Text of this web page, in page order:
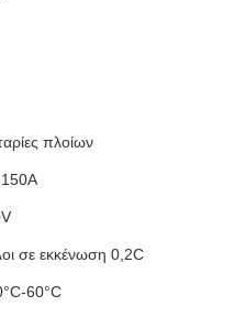
πλοίων
σε εκκένωση 0,2C
60°C